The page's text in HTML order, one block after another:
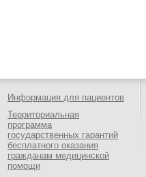
Информация для пациентов
Территориальная
программа
государственных гарантий
бесплатного оказания
гражданам медицинской
помощи